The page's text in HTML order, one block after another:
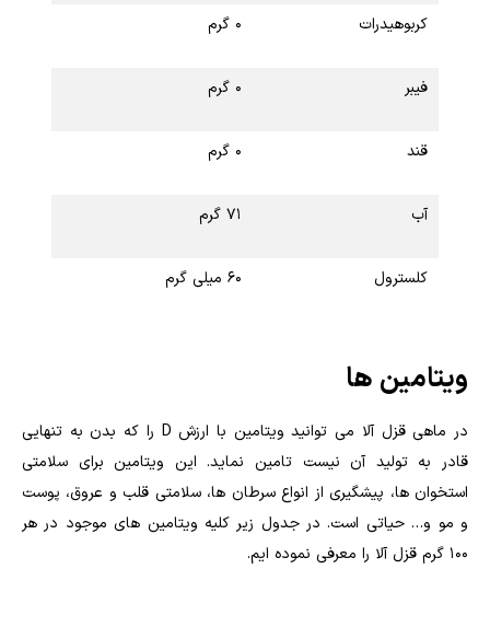
کربوهیدرات ۰ گرم
فیبر ۰ گرم
قند ۰ گرم
آب ۷۱ گرم
کلسترول ۶۰ میلی گرم
ویتامین ها
در ماهی قزل آلا می توانید ویتامین با ارزش D را که بدن به تنهایی
قادر به تولید آن نیست تامین نماید. این ویتامین برای سلامتی
استخوان ها، پیشگیری از انواع سرطان ها، سلامتی قلب و عروق، پوست
و مو و… حیاتی است. در جدول زیر کلیه ویتامین های موجود در هر
۱۰۰ گرم قزل آلا را معرفی نموده ایم.